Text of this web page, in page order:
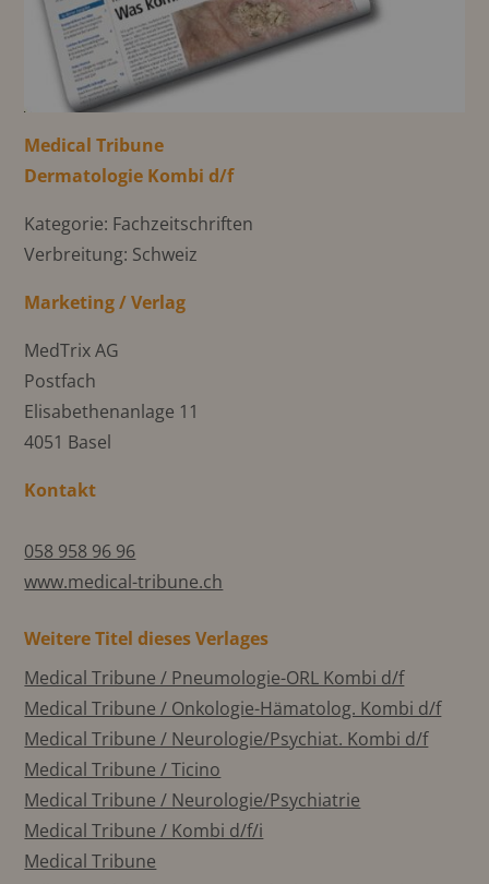
Medical Tribune
Dermatologie Kombi d/f
Kategorie: Fachzeitschriften
Verbreitung: Schweiz
Marketing / Verlag
MedTrix AG
Postfach
Elisabethenanlage 11
4051 Basel
Kontakt
058 958 96 96
www.medical-tribune.ch
Weitere Titel dieses Verlages
Medical Tribune / Pneumologie-ORL Kombi d/f
Medical Tribune / Onkologie-Hämatolog. Kombi d/f
Medical Tribune / Neurologie/Psychiat. Kombi d/f
Medical Tribune / Ticino
Medical Tribune / Neurologie/Psychiatrie
Medical Tribune / Kombi d/f/i
Medical Tribune